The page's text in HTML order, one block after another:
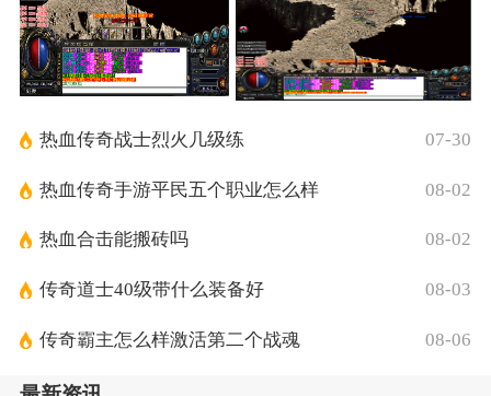
热血传奇战士烈火几级练 07-30
热血传奇手游平民五个职业怎么样 08-02
热血合击能搬砖吗 08-02
传奇道士40级带什么装备好 08-03
传奇霸主怎么样激活第二个战魂 08-06